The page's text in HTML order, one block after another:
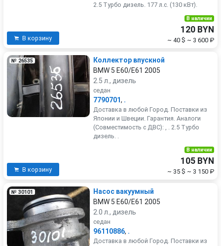
2.5 Турбо дизель. 177 л.с. (130 кВт).
В корзину
В наличии
120 BYN
~ 40 $ ~ 3 600 ₽
№ 26535
Коллектор впускной
BMW 5 E60/E61 2005
2.5 л., дизель
седан
7790701, .
Доставка в любой Город. Поставки из
Японии и Швеции. Гарантия. Аналоги
(Совместимость с ДВС): , . 2.5 Турбо
дизель. .
В корзину
В наличии
105 BYN
~ 35 $ ~ 3 150 ₽
№ 30101
Насос вакуумный
BMW 5 E60/E61 2005
2.0 л., дизель
седан
96110886, .
Доставка в любой Город. Поставки из